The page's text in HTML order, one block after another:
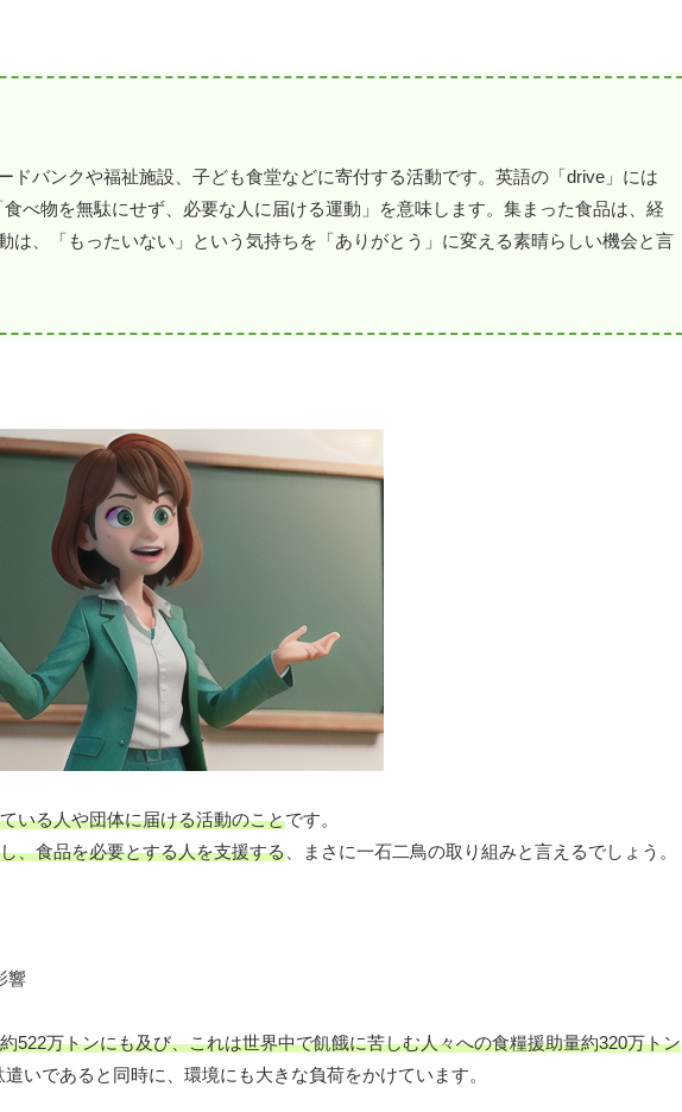
ドバンクや福祉施設、子ども食堂などに寄付する活動です。英語の「drive」には
べ物を無駄にせず、必要な人に届ける運動」を意味します。集まった食品は、経
、「もったいない」という気持ちを「ありがとう」に変える素晴らしい機会と言
いる人や団体に届ける活動のことです。
、食品を必要とする人を支援する 、まさに一石二鳥の取り組みと言えるでしょう。
522万トンにも及び、これは世界中で飢餓に苦しむ人々への食糧援助量約320万トン
いであると同時に、環境にも大きな負荷をかけています。